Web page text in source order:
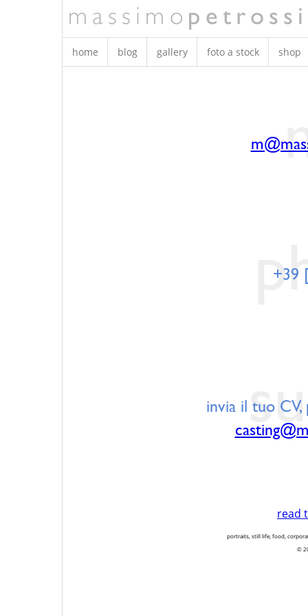
home blog gallery foto a stock shop
+39
invia il tuo
read
portraits, still life, food,
©